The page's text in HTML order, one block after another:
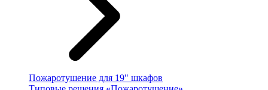
Пожаротушение для 19" шкафов